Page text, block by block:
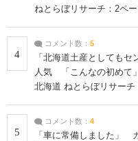
ねとらぼリサーチ：2ペー
4
コメント数： 5
「北海道土産としてもセ
人気 「こんなの初めて
北海道 ねとらぼリサーチ
5
コメント数： 4
「車に常備しました」